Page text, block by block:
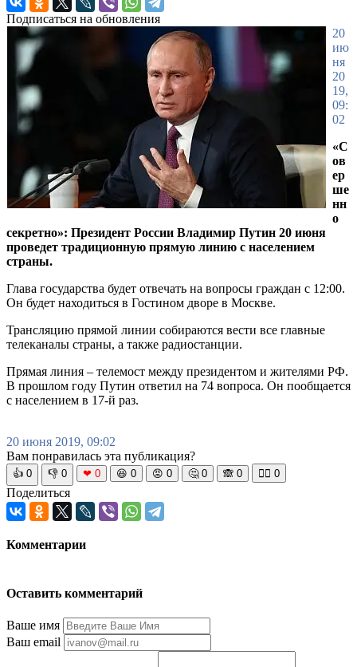
Подписаться на обновления
20
ию
ня
20
19,
09:
02
«С
ов
ер
ше
нн
о
секретно»: Президент России Владимир Путин 20 июня
проведет традиционную прямую линию с населением
страны.
Глава государства будет отвечать на вопросы граждан с 12:00.
Он будет находиться в Гостином дворе в Москве.
Трансляцию прямой линии собираются вести все главные
телеканалы страны, а также радиостанции.
Прямая линия – телемост между президентом и жителями РФ.
В прошлом году Путин ответил на 74 вопроса. Он пообщается
с населением в 17-й раз.
20 июня 2019, 09:02
Вам понравилась эта публикация?
👍 0 👎 0 ❤ 0 😆 0 😡 0 🤔 0 🙈 0 🧘‍♀️ 0
Поделиться
Комментарии
Оставить комментарий
Ваше имя
Ваш email